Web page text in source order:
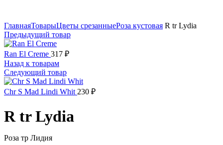
ГлавнаяТоварыЦветы срезанныеРоза кустовая R tr Lydia
Предыдущий товар
Ran El Creme 317 ₽
Назад к товарам
Следующий товар
Chr S Mad Lindi Whit 230 ₽
R tr Lydia
Роза тр Лидия